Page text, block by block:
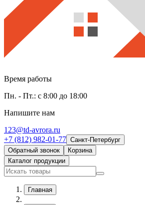
Время работы
Пн. - Пт.: с 8:00 до 18:00
Напишите нам
123@td-avrora.ru
+7 (812) 982-01-77 Санкт-Петербург
Обратный звонок
Корзина
Каталог продукции
Главная